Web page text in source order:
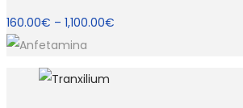
160.00€ – 1,100.00€